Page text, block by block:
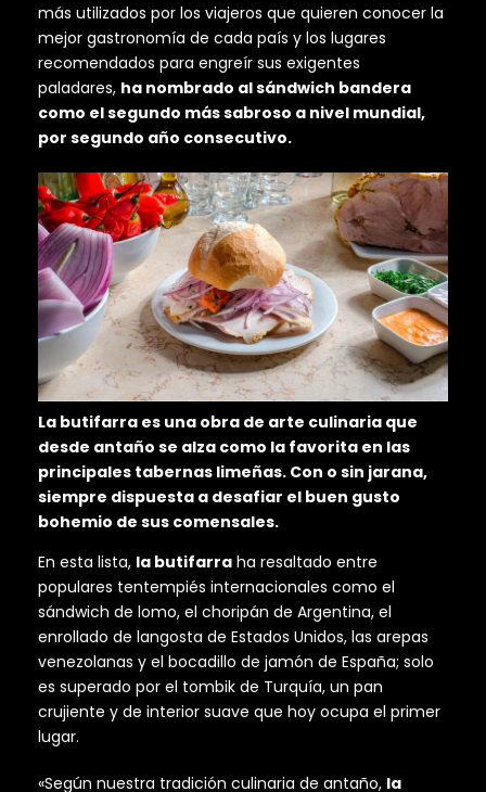
más utilizados por los viajeros que quieren conocer la
mejor gastronomía de cada país y los lugares
recomendados para engreír sus exigentes
paladares, ha nombrado al sándwich bandera
como el segundo más sabroso a nivel mundial,
por segundo año consecutivo.
La butifarra es una obra de arte culinaria que
desde antaño se alza como la favorita en las
principales tabernas limeñas. Con o sin jarana,
siempre dispuesta a desafiar el buen gusto
bohemio de sus comensales.
En esta lista, la butifarra ha resaltado entre
populares tentempiés internacionales como el
sándwich de lomo, el choripán de Argentina, el
enrollado de langosta de Estados Unidos, las arepas
venezolanas y el bocadillo de jamón de España; solo
es superado por el tombik de Turquía, un pan
crujiente y de interior suave que hoy ocupa el primer
lugar.
«Según nuestra tradición culinaria de antaño, la